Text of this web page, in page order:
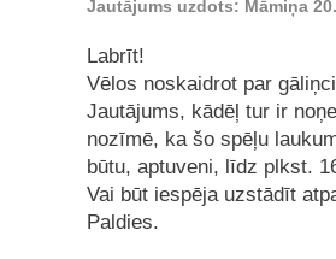
Jautājums uzdots: Māmiņa
Labrīt!
Vēlos noskaidrot par
Jautājums, kādēļ tur ir
nozīmē, ka šo spēļu
būtu, aptuveni, līdz plkst.
Vai būt iespēja uzstādīt
Paldies.